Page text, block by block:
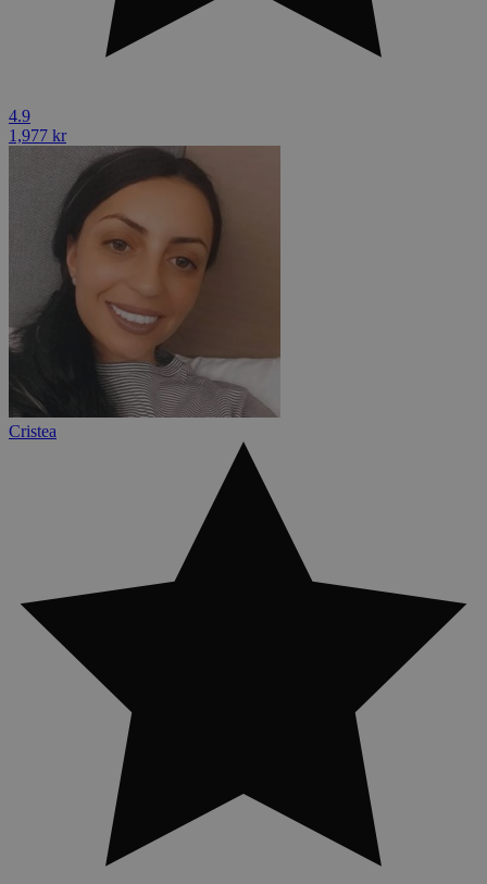
4.9
1,977 kr
Cristea